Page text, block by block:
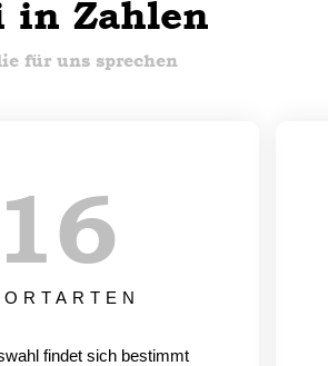
in Zahlen
für uns sprechen
17
findet sich bestimmt